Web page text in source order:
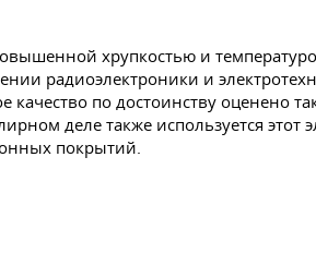
хрупкостью и
радиоэлектроники и
по достоинству оценено
деле также используется этот
покрытий.